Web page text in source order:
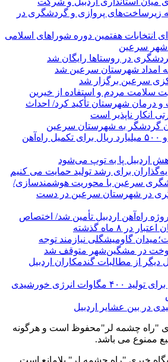
زیرساخت‌های پروازی و گردشگری در
انتخابات هفتمین دوره شوراهای اسلامی
شهر سرعین
در روستاها رایگان شد
امداد شهرستان سرعین شد
سرعین برگزار شد
سلامت مردم و استفاده از خیرین
درمان شهرستان تأکید کرد/ احداث
انکار ناپذیر است
گردشگر به شهرستان سرعین
استانداراردبیل: سه هزار و ۵۰۰ میلیارد ریال برای تکمیل راه‌آهن
اردبیل پا به توپ می‌شود
برای رشد تولید حمایت می کنیم
سرعین با محوریت هوشمندسازی/
در شهرستان سرعین در دست
پروژه راه‌آهن اردبیل تأمین شد/ اختصاص
گاومیشگلی نیازمند توجه
ریال دیگر از مطالبات گندمکاران اردبیل
تفاهم‌نامه سرمایه‌گذاری برای تولید ۴۰۰ مگاوات انرژی خورشیدی
در بین عشایر اردبیل
"راه چشمه لر"محفوظ است و هرگونه
ممنوع می باشد.
خبری "راه چشمه لر" بلامانع است.